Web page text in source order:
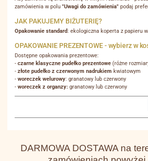
zamówienia w polu "Uwagi do zamówienia" podaj
JAK PAKUJEMY BIŻUTERIĘ?
Opakowanie standard: ekologiczna koperta z papieru
OPAKOWANIE PREZENTOWE - wybierz w
Dostępne opakowania prezentowe:
- czarne klasyczne pudełko prezentowe (różne
- złote pudełko z czerwonym nadrukiem kwiatowym
- woreczek welurowy: granatowy lub czerwony
- woreczek z organzy: granatowy lub czerwony
DARMOWA DOSTAWA na